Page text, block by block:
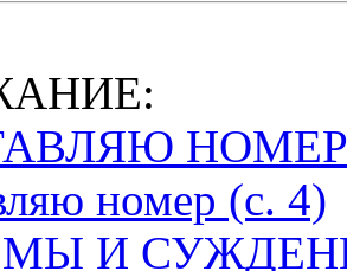
НОМЕР
номер (с. 4)
И